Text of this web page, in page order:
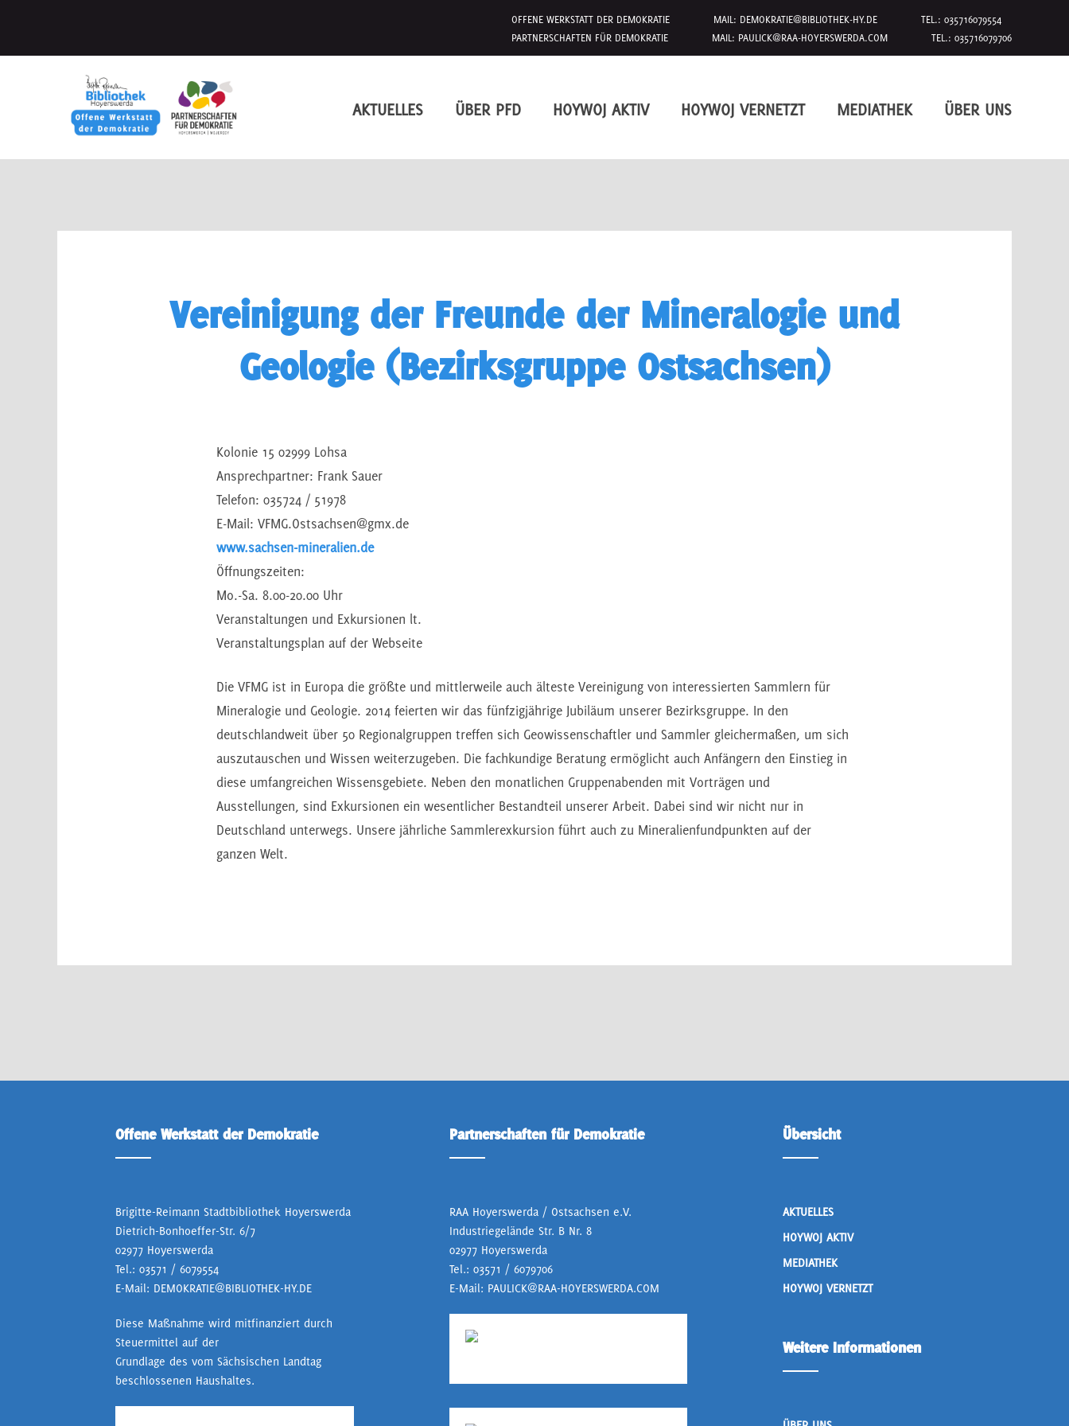
OFFENE WERKSTATT DER DEMOKRATIE MAIL: DEMOKRATIE@BIBLIOTHEK-HY.DE
TEL.: 035716079554
PARTNERSCHAFTEN FÜR DEMOKRATIE
MAIL: PAULICK@RAA-HOYERSWERDA.COM TEL.: 035716079706
AKTUELLES ÜBER PFD HOYWOJ AKTIV HOYWOJ VERNETZT MEDIATHEK ÜBER UNS
Vereinigung der Freunde der Mineralogie und
Geologie (Bezirksgruppe Ostsachsen)
Kolonie 15 02999 Lohsa
Ansprechpartner: Frank Sauer
Telefon: 035724 / 51978
E-Mail: VFMG.Ostsachsen@gmx.de
www.sachsen-mineralien.de
Öffnungszeiten:
Mo.-Sa. 8.00-20.00 Uhr
Veranstaltungen und Exkursionen lt.
Veranstaltungsplan auf der Webseite
Die VFMG ist in Europa die größte und mittlerweile auch älteste Vereinigung von interessierten Sammlern für
Mineralogie und Geologie. 2014 feierten wir das fünfzigjährige Jubiläum unserer Bezirksgruppe. In den
deutschlandweit über 50 Regionalgruppen treffen sich Geowissenschaftler und Sammler gleichermaßen, um sich
auszutauschen und Wissen weiterzugeben. Die fachkundige Beratung ermöglicht auch Anfängern den Einstieg in
diese umfangreichen Wissensgebiete. Neben den monatlichen Gruppenabenden mit Vorträgen und
Ausstellungen, sind Exkursionen ein wesentlicher Bestandteil unserer Arbeit. Dabei sind wir nicht nur in
Deutschland unterwegs. Unsere jährliche Sammlerexkursion führt auch zu Mineralienfundpunkten auf der
ganzen Welt.
Offene Werkstatt der Demokratie
Brigitte-Reimann Stadtbibliothek Hoyerswerda
Dietrich-Bonhoeffer-Str. 6/7
02977 Hoyerswerda
Tel.: 03571 / 6079554
E-Mail: DEMOKRATIE@BIBLIOTHEK-HY.DE
Diese Maßnahme wird mitfinanziert durch
Steuermittel auf der
Grundlage des vom Sächsischen Landtag
beschlossenen Haushaltes.
Partnerschaften für Demokratie
RAA Hoyerswerda / Ostsachsen e.V.
Industriegelände Str. B Nr. 8
02977 Hoyerswerda
Tel.: 03571 / 6079706
E-Mail: PAULICK@RAA-HOYERSWERDA.COM
Übersicht
AKTUELLES
HOYWOJ AKTIV
MEDIATHEK
HOYWOJ VERNETZT
Weitere Informationen